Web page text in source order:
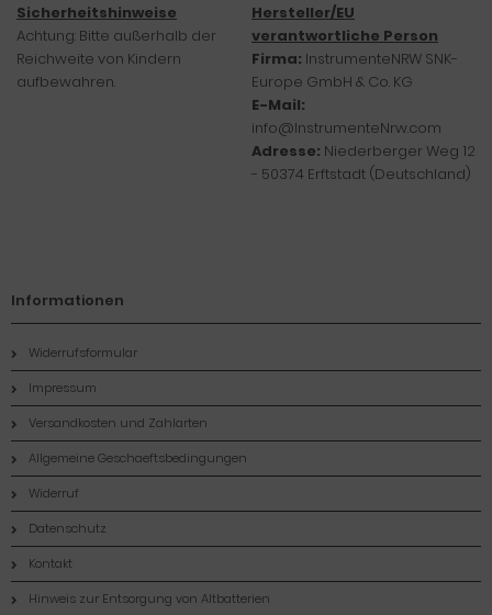
Sicherheitshinweise
Achtung: Bitte außerhalb der
Reichweite von Kindern
aufbewahren.
Hersteller/EU
verantwortliche Person
Firma: InstrumenteNRW SNK-
Europe GmbH & Co. KG
E-Mail:
info@InstrumenteNrw.com
Adresse: Niederberger Weg 12
- 50374 Erftstadt (Deutschland)
Informationen
Widerrufsformular
Impressum
Versandkosten und Zahlarten
Allgemeine Geschaeftsbedingungen
Widerruf
Datenschutz
Kontakt
Hinweis zur Entsorgung von Altbatterien